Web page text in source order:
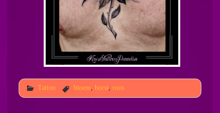
Tattoo bloem, borst, roos